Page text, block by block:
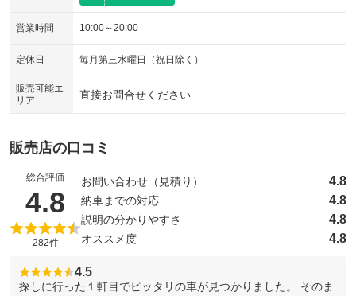
営業時間 10:00～20:00
定休日 毎月第三水曜日（祝日除く）
販売可能エ
リア
直接お問合せください
販売店の口コミ
総合評価
4.8 （5点満点中）
282件
お問い合わせ（見積り） 4.8
納車までの対応 4.8
説明の分かりやすさ 4.8
オススメ度 4.8
4.5
探しに行った１軒目でピッタリの車が見つかりました。 そのま